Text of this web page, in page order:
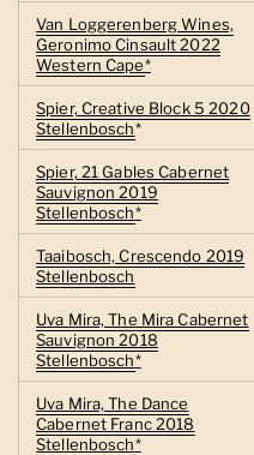
Van Loggerenberg Wines,
Geronimo Cinsault 2022
Western Cape*
Spier, Creative Block 5 2020
Stellenbosch*
Spier, 21 Gables Cabernet
Sauvignon 2019
Stellenbosch*
Taaibosch, Crescendo 2019
Stellenbosch
Uva Mira, The Mira Cabernet
Sauvignon 2018
Stellenbosch*
Uva Mira, The Dance
Cabernet Franc 2018
Stellenbosch*